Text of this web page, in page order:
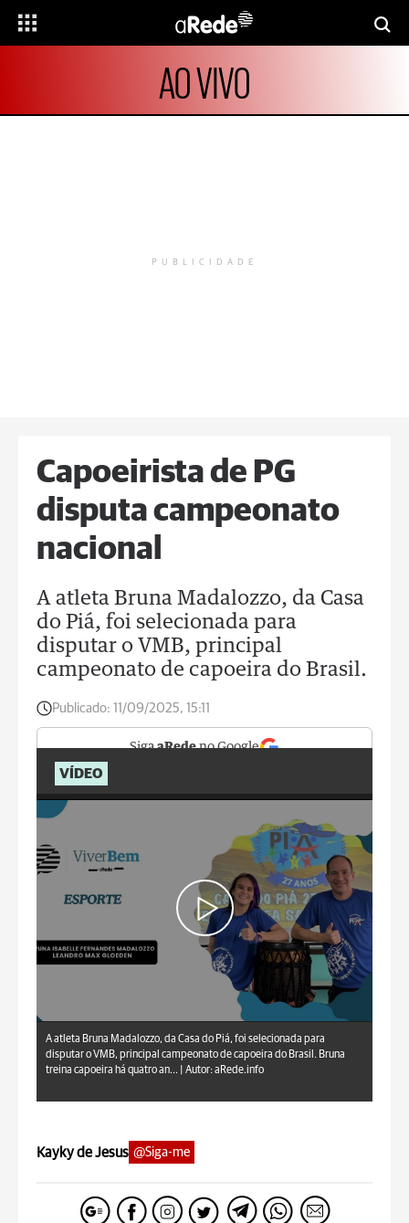
AO VIVO
PUBLICIDADE
Capoeirista de PG
disputa campeonato
nacional
A atleta Bruna Madalozzo, da Casa
do Piá, foi selecionada para
disputar o VMB, principal
campeonato de capoeira do Brasil.
Publicado: 11/09/2025, 15:11
SigaaRedeno Google
VÍDEO
A atleta Bruna Madalozzo, da Casa do Piá, foi selecionada para
disputar o VMB, principal campeonato de capoeira do Brasil. Bruna
treina capoeira há quatro an... |
Autor: aRede.info
Kayky de Jesus @Siga-me